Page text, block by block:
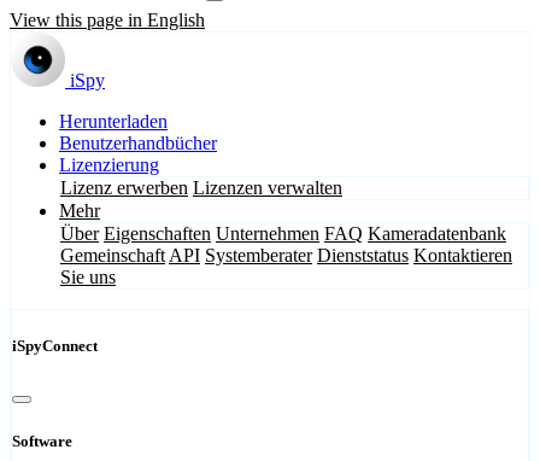
View this page in English
iSpy
Herunterladen
Benutzerhandbücher
Lizenzierung
Lizenz erwerben Lizenzen verwalten
Mehr
Über Eigenschaften Unternehmen FAQ Kameradatenbank
Gemeinschaft API Systemberater Dienststatus Kontaktieren
Sie uns
iSpyConnect
Software